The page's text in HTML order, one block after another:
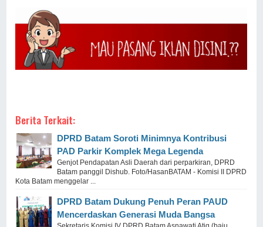
Berita Terkait:
DPRD Batam Soroti Minimnya Kontribusi
PAD Parkir Komplek Mega Legenda
Genjot Pendapatan Asli Daerah dari perparkiran, DPRD
Batam panggil Dishub. Foto/HasanBATAM - Komisi II DPRD
Kota Batam menggelar ...
DPRD Batam Dukung Penuh Peran PAUD
Mencerdaskan Generasi Muda Bangsa